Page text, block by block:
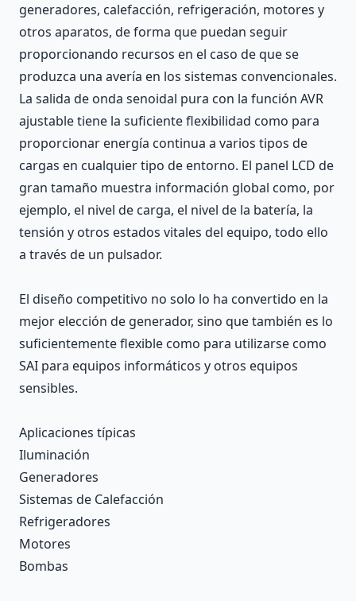
generadores, calefacción, refrigeración, motores y
otros aparatos, de forma que puedan seguir
proporcionando recursos en el caso de que se
produzca una avería en los sistemas convencionales.
La salida de onda senoidal pura con la función AVR
ajustable tiene la suficiente flexibilidad como para
proporcionar energía continua a varios tipos de
cargas en cualquier tipo de entorno. El panel LCD de
gran tamaño muestra información global como, por
ejemplo, el nivel de carga, el nivel de la batería, la
tensión y otros estados vitales del equipo, todo ello
a través de un pulsador.
El diseño competitivo no solo lo ha convertido en la
mejor elección de generador, sino que también es lo
suficientemente flexible como para utilizarse como
SAI para equipos informáticos y otros equipos
sensibles.
Aplicaciones típicas
Iluminación
Generadores
Sistemas de Calefacción
Refrigeradores
Motores
Bombas